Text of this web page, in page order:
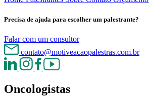
Precisa de ajuda para escolher um palestrante?
Falar com um consultor
contato@motiveacaopalestras.com.br
Oncologistas